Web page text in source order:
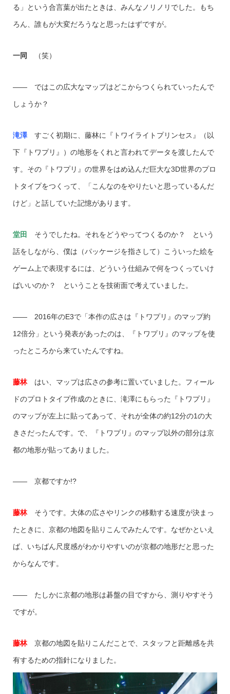
る」という合言葉が出たときは、みんなノリノリでした。もち
ろん、誰もが大変だろうなと思ったはずですが。
一同 （笑）
―― ではこの広大なマップはどこからつくられていったんで
しょうか？
滝澤すごく初期に、藤林に『トワイライトプリンセス』（以
下『トワプリ』）の地形をくれと言われてデータを渡したんで
す。その『トワプリ』の世界をはめ込んだ巨大な3D世界のプロ
トタイプをつくって、「こんなのをやりたいと思っているんだ
けど」と話していた記憶があります。
堂田 そうでしたね。それをどうやってつくるのか？ という
話をしながら、僕は（パッケージを指さして）こういった絵を
ゲーム上で表現するには、どういう仕組みで何をつくっていけ
ばいいのか？ ということを技術面で考えていました。
―― 2016年のE3で「本作の広さは『トワプリ』のマップ約
12倍分」という発表があったのは、『トワプリ』のマップを使
ったところから来ていたんですね。
藤林 はい、マップは広さの参考に置いていました。フィール
ドのプロトタイプ作成のときに、滝澤にもらった『トワプリ』
のマップが左上に貼ってあって、それが全体の約12分の1の大
きさだったんです。で、『トワプリ』のマップ以外の部分は京
都の地形が貼ってありました。
―― 京都ですか!?
藤林 そうです。大体の広さやリンクの移動する速度が決まっ
たときに、京都の地図を貼りこんでみたんです。なぜかといえ
ば、いちばん尺度感がわかりやすいのが京都の地形だと思った
からなんです。
―― たしかに京都の地形は碁盤の目ですから、測りやすそう
ですが。
藤林 京都の地図を貼りこんだことで、スタッフと距離感を共
有するための指針になりました。